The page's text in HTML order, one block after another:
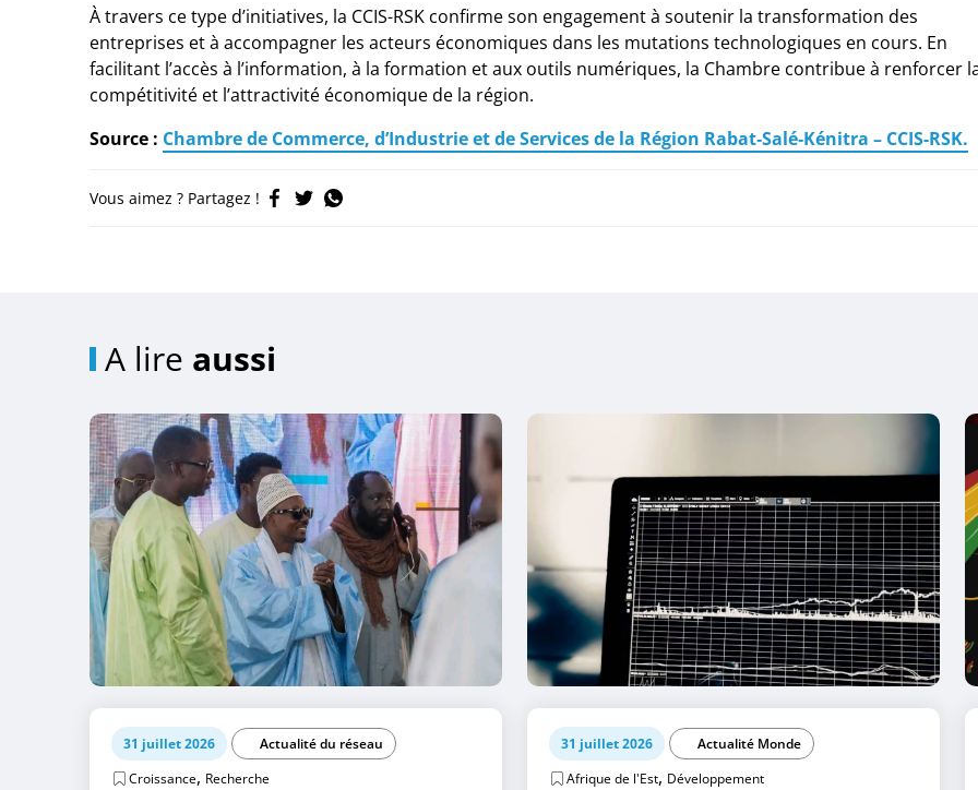
À travers ce type d’initiatives, la CCIS-RSK confirme son engagement à soutenir la transformation des
entreprises et à accompagner les acteurs économiques dans les mutations technologiques en cours. En
facilitant l’accès à l’information, à la formation et aux outils numériques, la Chambre contribue à renforcer
compétitivité et l’attractivité économique de la région.
Source : Chambre de Commerce, d’Industrie et de Services de la Région Rabat‑Salé‑Kénitra – CCIS-RSK.
Vous aimez ? Partagez !
A lire aussi
31 juillet 2026
Actualité du réseau
Croissance, Recherche
31 juillet 2026
Actualité Monde
Afrique de l'Est, Développement